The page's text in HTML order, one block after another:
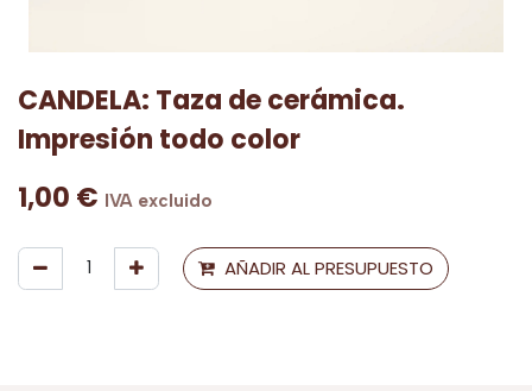
CANDELA: Taza de cerámica.
Impresión todo color
1,00 € IVA excluido
AÑADIR AL PRESUPUESTO